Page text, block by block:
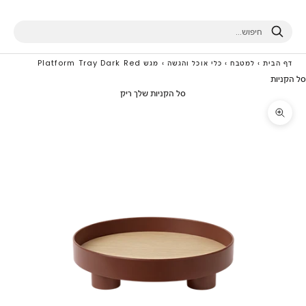
חיפוש
דף הבית › למטבח › כלי אוכל והגשה › מגש Platform Tray Dark Red
סל הקניות
סל הקניות שלך ריק
תקריב